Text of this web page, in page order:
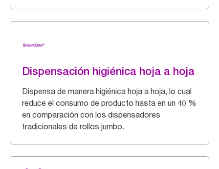
Dispensación higiénica hoja a hoja
Dispensa de manera higiénica hoja a hoja, lo cual
reduce el consumo de producto hasta en un 40 %
en comparación con los dispensadores
tradicionales de rollos jumbo.